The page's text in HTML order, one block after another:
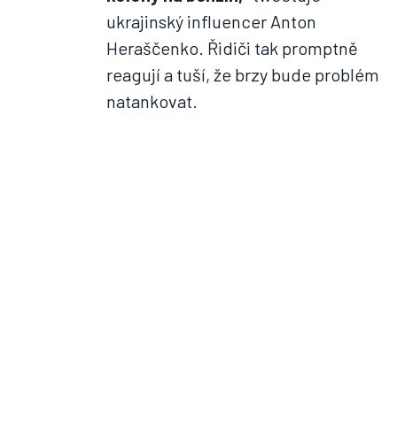
ukrajinský influencer Anton
Heraščenko. Řidiči tak promptně
reagují a tuší, že brzy bude problém
natankovat.